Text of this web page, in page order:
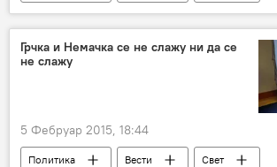
Украјина
Холандија (држава)
оружје
Грчка и Немачка се не слажу ни да се
не слажу
5 Фебруар 2015, 18:44
Политика Вести
Свет